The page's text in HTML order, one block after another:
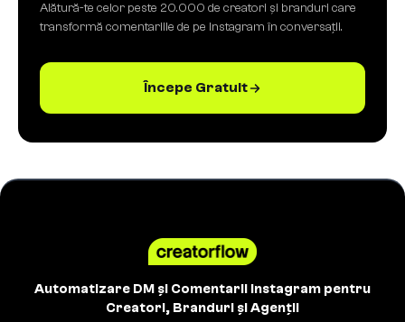
Alătură-te celor peste 20.000 de creatori și branduri care
transformă comentariile de pe Instagram în conversații.
Începe Gratuit
Automatizare DM și Comentarii Instagram pentru
Creatori, Branduri și Agenții